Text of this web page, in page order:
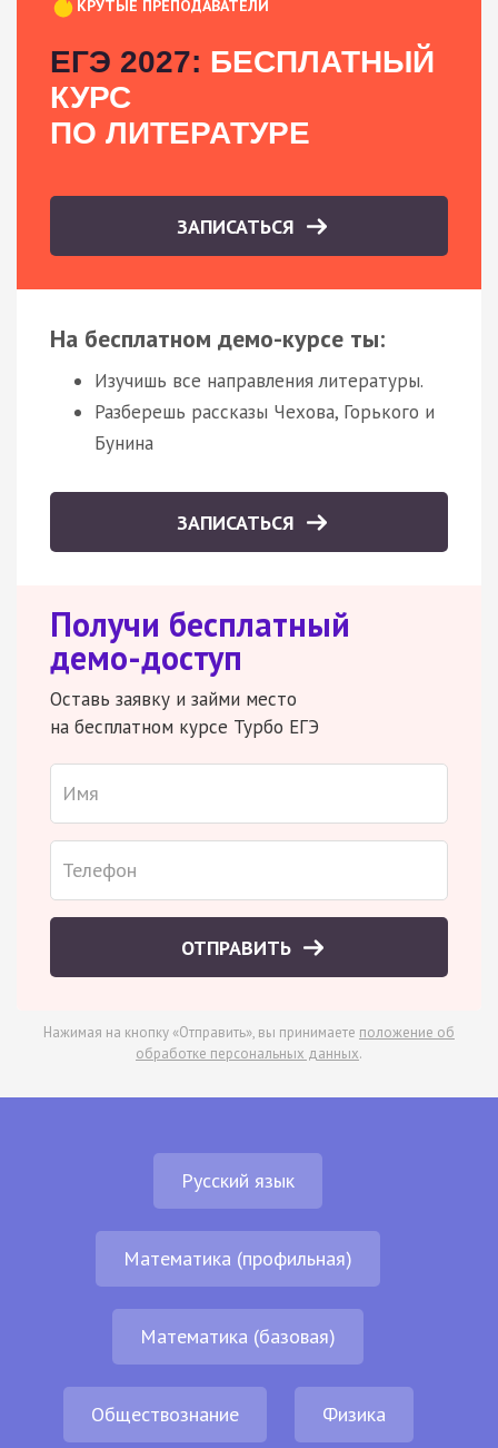
КРУТЫЕ ПРЕПОДАВАТЕЛИ
ЕГЭ 2027: БЕСПЛАТНЫЙ
КУРС
ПО ЛИТЕРАТУРЕ
ЗАПИСАТЬСЯ
На бесплатном демо-курсе ты:
Изучишь все направления литературы.
Разберешь рассказы Чехова, Горького и
Бунина
ЗАПИСАТЬСЯ
Получи бесплатный
демо-доступ
Оставь заявку и займи место
на бесплатном курсе Турбо ЕГЭ
ОТПРАВИТЬ
Нажимая на кнопку «Отправить», вы принимаете положение об
обработке персональных данных.
Русский язык
Математика (профильная)
Математика (базовая)
Обществознание Физика